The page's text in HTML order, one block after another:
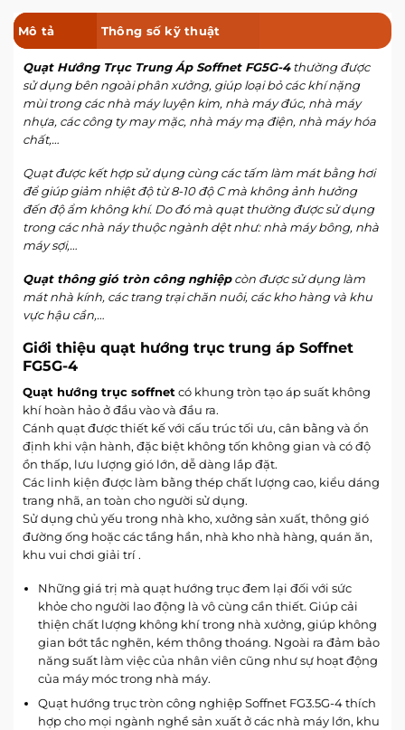
Mô tả Thông số kỹ thuật
Quạt Hướng Trục Trung Áp Soffnet FG5G-4thường được
sử dụng bên ngoài phân xưởng, giúp loại bỏ các khí nặng
mùi trong các nhà máy luyện kim, nhà máy đúc, nhà máy
nhựa, các công ty may mặc, nhà máy mạ điện, nhà máy hóa
chất,…
Quạt được kết hợp sử dụng cùng các tấm làm mát bằng hơi
để giúp giảm nhiệt độ từ 8-10 độ C mà không ảnh hưởng
đến độ ẩm không khí. Do đó mà quạt thường được sử dụng
trong các nhà náy thuộc ngành dệt như: nhà máy bông, nhà
máy sợi,…
Quạt thông gió tròn công nghiệpcòn được sử dụng làm
mát nhà kính, các trang trại chăn nuôi, các kho hàng và khu
vực hậu cần,…
Giới thiệu quạt hướng trục trung áp Soffnet
FG5G-4
Quạt hướng trục soffnet có khung tròn tạo áp suất không
khí hoàn hảo ở đầu vào và đầu ra.
Cánh quạt được thiết kế với cấu trúc tối ưu, cân bằng và ổn
định khi vận hành, đặc biệt không tốn không gian và có độ
ồn thấp, lưu lượng gió lớn, dễ dàng lắp đặt.
Các linh kiện được làm bằng thép chất lượng cao, kiểu dáng
trang nhã, an toàn cho người sử dụng.
Sử dụng chủ yếu trong nhà kho, xưởng sản xuất, thông gió
đường ống hoặc các tầng hần, nhà kho nhà hàng, quán ăn,
khu vui chơi giải trí .
Những giá trị mà quạt hướng trục đem lại đối với sức
khỏe cho người lao động là vô cùng cần thiết. Giúp cải
thiện chất lượng không khí trong nhà xưởng, giúp không
gian bớt tắc nghẽn, kém thông thoáng. Ngoài ra đảm bảo
năng suất làm việc của nhân viên cũng như sự hoạt động
của máy móc trong nhà máy.
Quạt hướng trục tròn công nghiệp Soffnet FG3.5G-4 thích
hợp cho mọi ngành nghề sản xuất ở các nhà máy lớn, khu